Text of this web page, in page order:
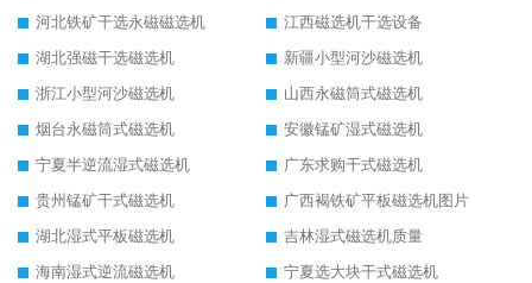
河北铁矿干选永磁磁选机
江西磁选机干选设备
湖北强磁干选磁选机
新疆小型河沙磁选机
浙江小型河沙磁选机
山西永磁筒式磁选机
烟台永磁筒式磁选机
安徽锰矿湿式磁选机
宁夏半逆流湿式磁选机
广东求购干式磁选机
贵州锰矿干式磁选机
广西褐铁矿平板磁选机图片
湖北湿式平板磁选机
吉林湿式磁选机质量
海南湿式逆流磁选机
宁夏选大块干式磁选机